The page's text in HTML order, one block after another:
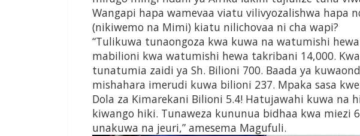
Wangapi hapa wamevaa viatu vilivyozalishwa hapa
(nikiwemo na Mimi) kiatu nilichovaa ni cha wapi?
“Tulikuwa tunaongoza kwa kuwa na watumishi
mabilioni kwa watumishi hewa takribani 14,000.
tunatumia zaidi ya Sh. Bilioni 700. Baada ya
mishahara imerudi kuwa bilioni 237. Mpaka sasa
Dola za Kimarekani Bilioni 5.4! Hatujawahi kuwa na
kiwango hiki. Tunaweza kununua bidhaa kwa miezi
unakuwa na jeuri,” amesema Magufuli.